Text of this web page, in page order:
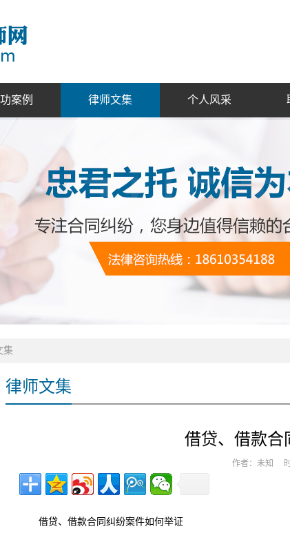
案例 律师文集 个人风采
集
律师文集
借贷、借款合
作者：未知 时
借贷、借款合同纠纷案件如何举证